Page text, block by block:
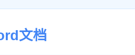
文档